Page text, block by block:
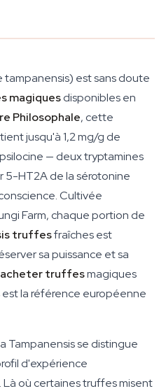
tampanensis) est sans doute
magiquesdisponibles en
Philosophale, cette
jusqu'à 1,2 mg/g de
— deux tryptamines
5-HT2A de la sérotonine
Cultivée
Farm, chaque portion de
truffesfraîches est
sa puissance et sa
acheter truffesmagiques
la référence européenne
Tampanensis se distingue
d'expérience
où certaines truffes misent